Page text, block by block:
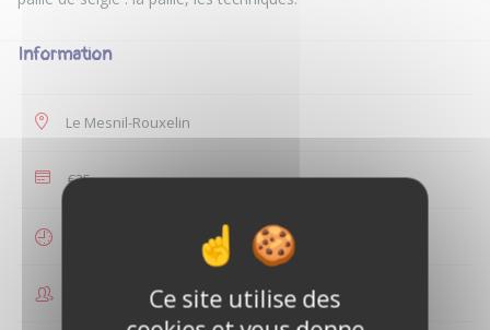
Information
Le Mesnil-Rouxelin
€35
1 to 6 peopleCe site utilise des